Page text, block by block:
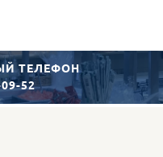
ТЕЛЕФОН
52